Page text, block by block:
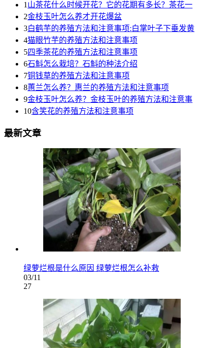
1山茶花什么时候开花？它的花期有多长？茶花一
2金枝玉叶怎么养才开花爆盆
3白鹤芋的养殖方法和注意事项:白掌叶子下垂发黄
4猫眼竹芋的养殖方法和注意事项
5四季茶花的养殖方法和注意事项
6石斛怎么栽培？石斛的种法介绍
7铜钱草的养殖方法和注意事项
8蕙兰怎么养？惠兰的养殖方法和注意事项
9金枝玉叶怎么养？金枝玉叶的养殖方法和注意事
10含笑花的养殖方法和注意事项
最新文章
绿萝烂根是什么原因 绿萝烂根怎么补救
03/11
27